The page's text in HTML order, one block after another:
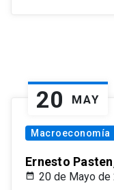
20 MAY
Macroeconomía
Ernesto
20 de Mayo de